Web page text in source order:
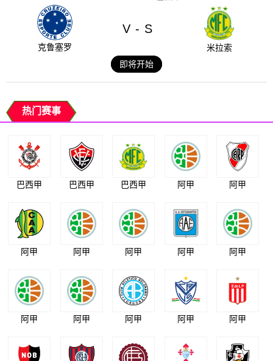
克鲁塞罗
V - S
米拉索
即将开始
热门赛事
巴西甲 巴西甲 巴西甲 阿甲 阿甲
阿甲 阿甲 阿甲 阿甲 阿甲
阿甲 阿甲 阿甲 阿甲 阿甲